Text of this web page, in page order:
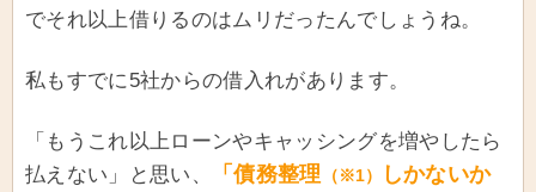
でそれ以上借りるのはムリだったんでしょうね。
私もすでに5社からの借入れがあります。
「もうこれ以上ローンやキャッシングを増やしたら
払えない」と思い、
「債務整理 （※1）
しかないか